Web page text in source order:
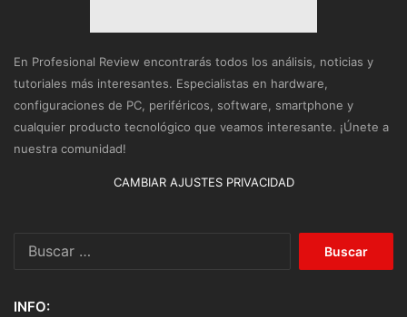
En Profesional Review encontrarás todos los análisis, noticias y
tutoriales más interesantes. Especialistas en hardware,
configuraciones de PC, periféricos, software, smartphone y
cualquier producto tecnológico que veamos interesante. ¡Únete a
nuestra comunidad!
CAMBIAR AJUSTES PRIVACIDAD
INFO: